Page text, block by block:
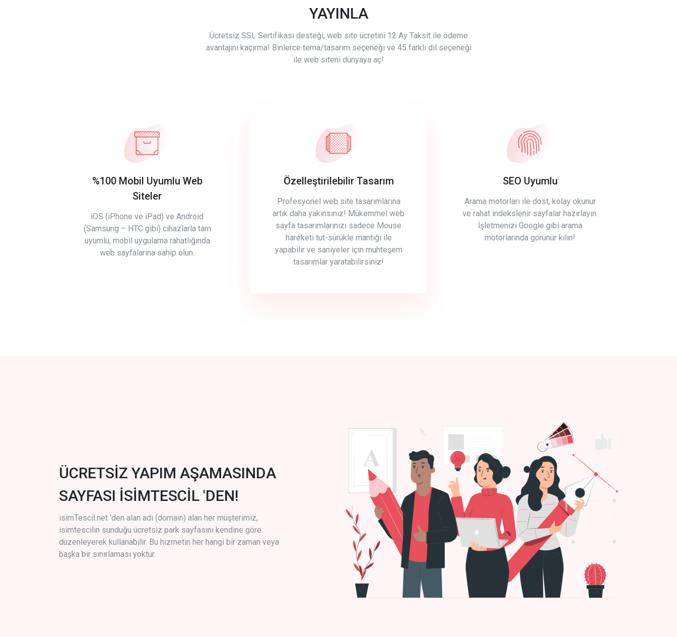
YAYINLA
Ücretsiz SSL Sertifikası desteği, web site ücretini 12 Ay Taksit ile ödeme
avantajını kaçırma! Binlerce tema/tasarım seçeneği ve 45 farklı dil seçeneği
ile web siteni dünyaya aç!
%100 Mobil Uyumlu Web
Siteler
iOS (iPhone ve iPad) ve Android
(Samsung – HTC gibi) cihazlarla tam
uyumlu, mobil uygulama rahatlığında
web sayfalarına sahip olun.
Özelleştirilebilir Tasarım
Profesyonel web site tasarımlarına
artık daha yakınsınız! Mükemmel web
sayfa tasarımlarınızı sadece Mouse
hareketi tut-sürükle mantığı ile
yapabilir ve saniyeler için muhteşem
tasarımlar yaratabilirsiniz!
SEO Uyumlu
Arama motorları ile dost, kolay okunur
ve rahat indekslenir sayfalar hazırlayın.
İşletmenizi Google gibi arama
motorlarında görünür kılın!
ÜCRETSİZ YAPIM AŞAMASINDA
SAYFASI İSİMTESCİL 'DEN!
isimTescil.net 'den alan adı (domain) alan her müşterimiz,
isimtescilin sunduğu ücretsiz park sayfasını kendine göre
düzenleyerek kullanabilir. Bu hizmetin her hangi bir zaman veya
başka bir sınırlaması yoktur.